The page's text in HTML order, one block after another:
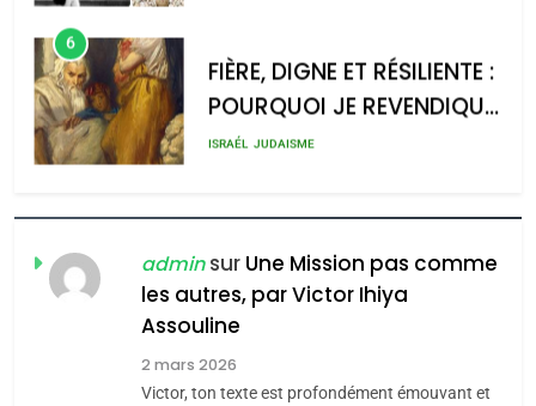
l’antisémitisme
admin 0
6
FIÈRE, DIGNE ET RÉSILIENTE :
POURQUOI JE REVENDIQUE
MA JUDAÏTE par Thérèse
ISRAÉL JUDAISME
CE QUI NOUS MANQUE –
Jacques Hadida
JUDAISME
Maroc : Les amandes de
adminsur Une Mission pas comme
les autres, par Victor Ihiya
Assouline
2 mars 2026
Victor, ton texte est profondément émouvant et